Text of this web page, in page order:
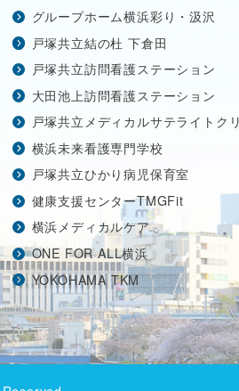
グループホーム横浜彩り・汲沢
戸塚共立結の杜 下倉田
戸塚共立訪問看護ステーション
大田池上訪問看護ステーション
戸塚共立メディカルサテライトク
横浜未来看護専門学校
戸塚共立ひかり病児保育室
健康支援センターTMGFit
横浜メディカルケア
ONE FOR ALL横浜
YOKOHAMA TKM